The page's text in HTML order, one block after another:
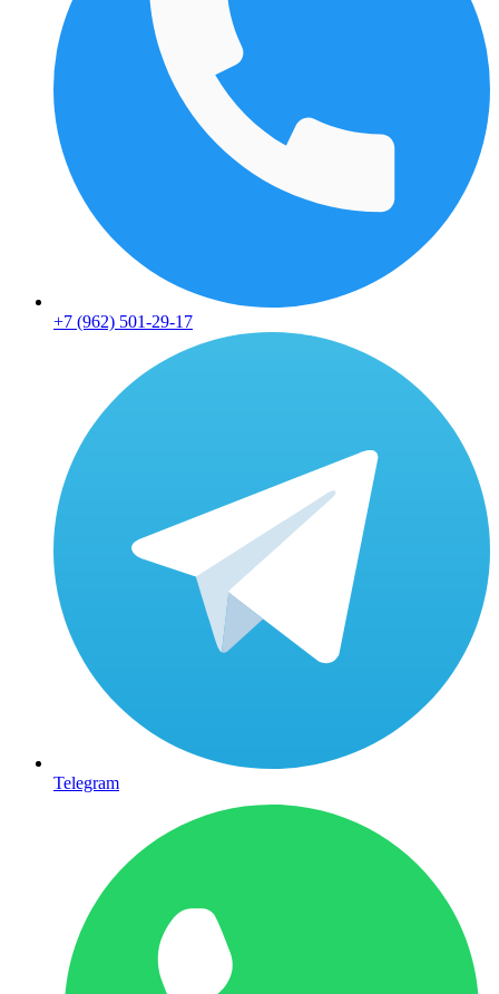
+7 (962) 501-29-17
Telegram